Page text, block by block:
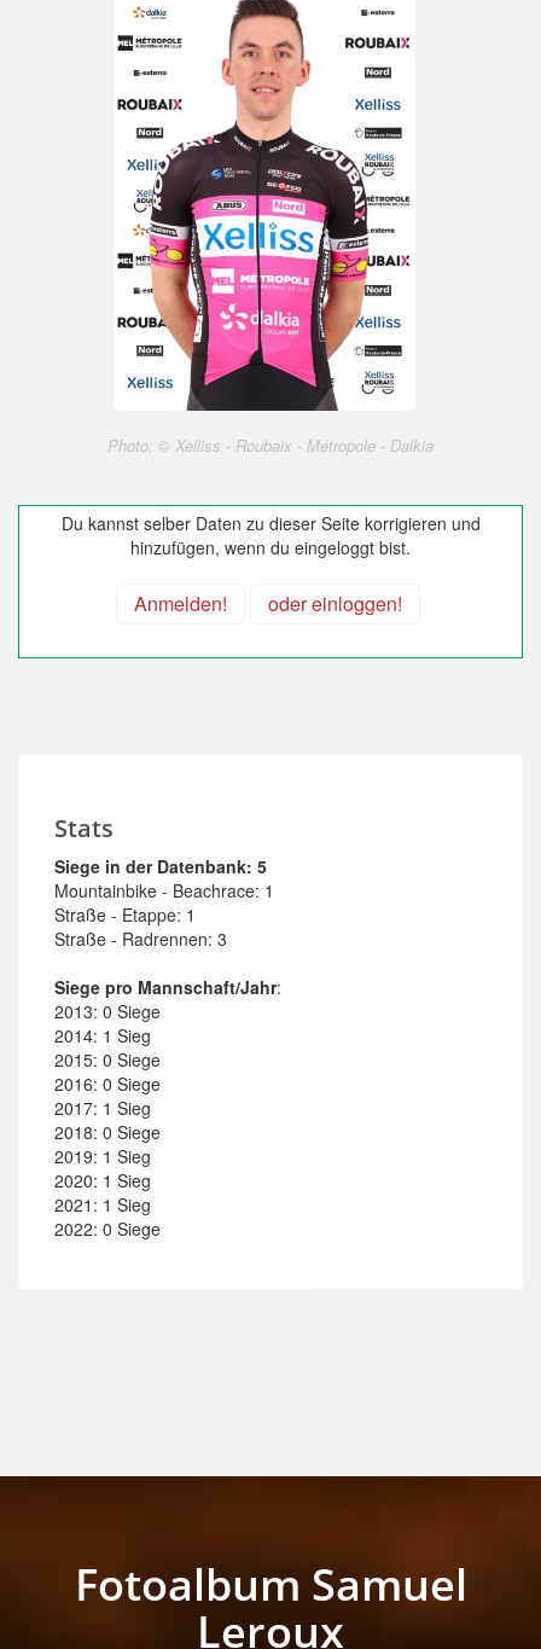
Photo: © Xelliss - Roubaix - Métropole - Dalkia
Du kannst selber Daten zu dieser Seite korrigieren und
hinzufügen, wenn du eingeloggt bist.
Anmelden! oder einloggen!
Stats
Siege in der Datenbank: 5
Mountainbike - Beachrace: 1
Straße - Etappe: 1
Straße - Radrennen: 3
Siege pro Mannschaft/Jahr:
2013: 0 Siege
2014: 1 Sieg
2015: 0 Siege
2016: 0 Siege
2017: 1 Sieg
2018: 0 Siege
2019: 1 Sieg
2020: 1 Sieg
2021: 1 Sieg
2022: 0 Siege
Fotoalbum Samuel
Leroux